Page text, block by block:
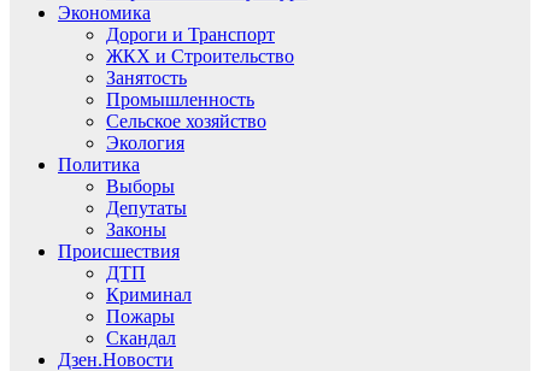
Экономика
Дороги и Транспорт
ЖКХ и Строительство
Занятость
Промышленность
Сельское хозяйство
Экология
Политика
Выборы
Депутаты
Законы
Происшествия
ДТП
Криминал
Пожары
Скандал
Дзен.Новости